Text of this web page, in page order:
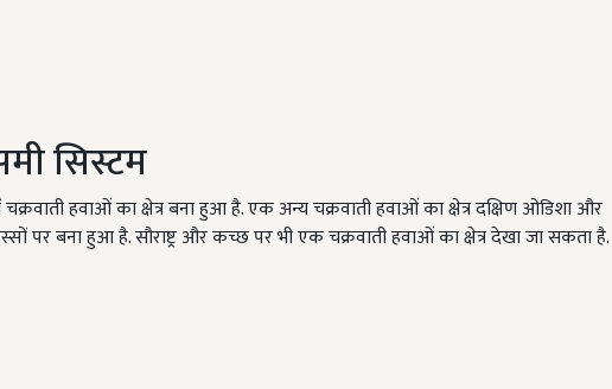
सिस्टम
हवाओं का क्षेत्र बना हुआ है. एक अन्य चक्रवाती हवाओं का क्षेत्र दक्षिण ओडिशा और
पर बना हुआ है. सौराष्ट्र और कच्छ पर भी एक चक्रवाती हवाओं का क्षेत्र देखा जा सकता है.